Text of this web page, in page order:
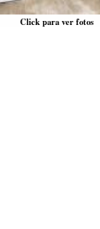
Click para ver fotos